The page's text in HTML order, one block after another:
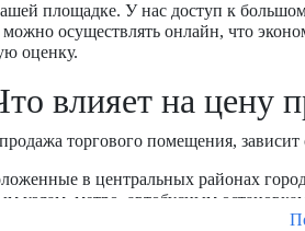
площадке. У нас доступ к
осуществлять онлайн, что
оценку.
влияет на цену
торгового помещения, зависит
в центральных районах
узлам, метро, автобусным
района. Районы с развитыми